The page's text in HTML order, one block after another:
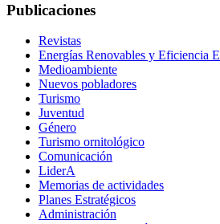
Publicaciones
Revistas
Energías Renovables y Eficiencia
Medioambiente
Nuevos pobladores
Turismo
Juventud
Género
Turismo ornitológico
Comunicación
LiderA
Memorias de actividades
Planes Estratégicos
Administración